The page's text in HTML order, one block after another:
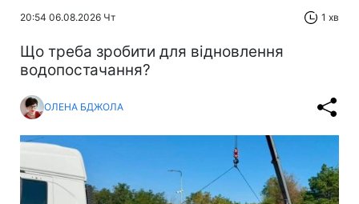
20:54 06.08.2026 Чт 1 хв
Що треба зробити для відновлення
водопостачання?
ОЛЕНА БДЖОЛА